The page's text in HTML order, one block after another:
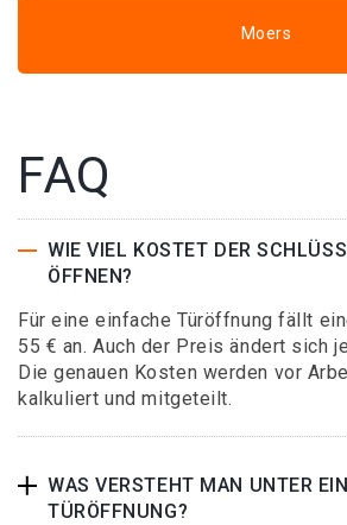
Moers
FAQ
WIE VIEL KOSTET DER
ÖFFNEN?
Für eine einfache Türöffnung fällt
55 € an. Auch der Preis ändert sich
Die genauen Kosten werden vor
kalkuliert und mitgeteilt.
WAS VERSTEHT MAN UNTER
TÜRÖFFNUNG?